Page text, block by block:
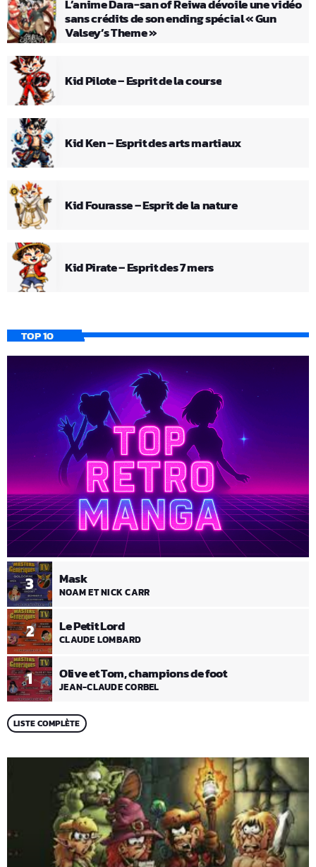
L’anime Dara-san of Reiwa dévoile une vidéo
sans crédits de son ending spécial « Gun
Valsey’s Theme »
Kid Pilote – Esprit de la course
Kid Ken – Esprit des arts martiaux
Kid Fourasse – Esprit de la nature
Kid Pirate – Esprit des 7 mers
TOP 10
1 Olive et Tom, champions de foot
JEAN-CLAUDE CORBEL
2 Le Petit Lord
CLAUDE LOMBARD
3 Mask
NOAM ET NICK CARR
LISTE COMPLÈTE